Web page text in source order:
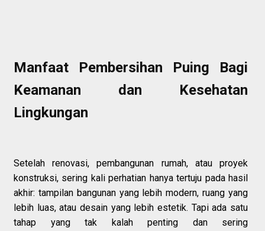
Manfaat Pembersihan Puing Bagi
Keamanan dan Kesehatan
Lingkungan
Setelah renovasi, pembangunan rumah, atau proyek
konstruksi, sering kali perhatian hanya tertuju pada hasil
akhir: tampilan bangunan yang lebih modern, ruang yang
lebih luas, atau desain yang lebih estetik. Tapi ada satu
tahap yang tak kalah penting dan sering